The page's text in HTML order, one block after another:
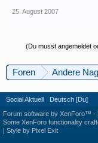
25. August 2007
(Du musst angemeldet
Foren Andere
Social Aktuell Deutsch [Du]
Forum software by XenForo™ -
Some XenForo functionality
| Style by Pixel Exit